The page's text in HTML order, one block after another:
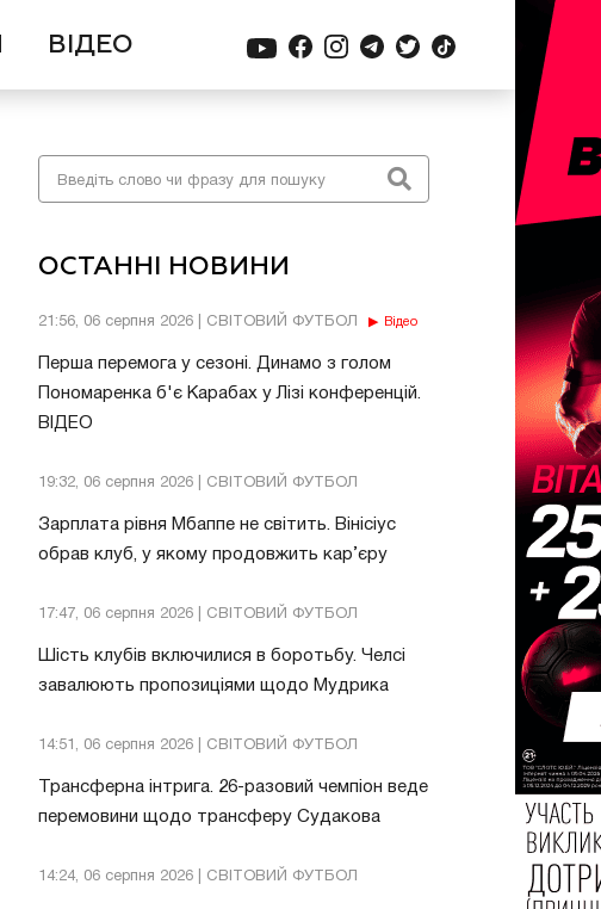
ВІДЕО
ОСТАННІ НОВИНИ
21:56, 06 серпня 2026 | СВІТОВИЙ ФУТБОЛ Відео
Перша перемога у сезоні. Динамо з голом
Пономаренка б'є Карабах у Лізі конференцій.
ВІДЕО
19:32, 06 серпня 2026 | СВІТОВИЙ ФУТБОЛ
Зарплата рівня Мбаппе не світить. Вінісіус
обрав клуб, у якому продовжить кар’єру
17:47, 06 серпня 2026 | СВІТОВИЙ ФУТБОЛ
Шість клубів включилися в боротьбу. Челсі
завалюють пропозиціями щодо Мудрика
14:51, 06 серпня 2026 | СВІТОВИЙ ФУТБОЛ
Трансферна інтрига. 26-разовий чемпіон веде
перемовини щодо трансферу Судакова
14:24, 06 серпня 2026 | СВІТОВИЙ ФУТБОЛ